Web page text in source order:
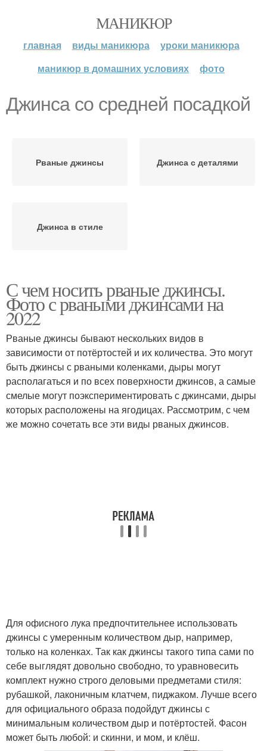
МАНИКЮР
главная виды маникюра
уроки маникюра
маникюр в домашних условиях
фото
Джинса со средней посадкой
Рваные джинсы Джинса с деталями
Джинса в стиле
С чем носить рваные джинсы.
Фото с рваными джинсами на
2022
Рваные джинсы бывают нескольких видов в
зависимости от потёртостей и их количества. Это могут
быть джинсы с рваными коленками, дыры могут
располагаться и по всех поверхности джинсов, а самые
смелые могут поэкспериментировать с джинсами, дыры
которых расположены на ягодицах. Рассмотрим, с чем
же можно сочетать все эти виды рваных джинсов.
Для офисного лука предпочтительнее использовать
джинсы с умеренным количеством дыр, например,
только на коленках. Так как джинсы такого типа сами по
себе выглядят довольно свободно, то уравновесить
комплект нужно строго деловыми предметами стиля:
рубашкой, лаконичным клатчем, пиджаком. Лучше всего
для официального образа подойдут джинсы с
минимальным количеством дыр и потёртостей. Фасон
может быть любой: и скинни, и мом, и клёш.